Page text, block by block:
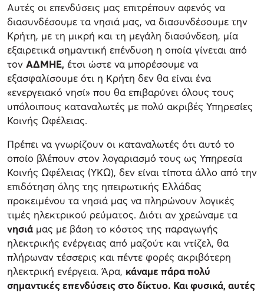
Αυτές οι επενδύσεις μας επιτρέπουν αφενός να
διασυνδέσουμε τα νησιά μας, να διασυνδέσουμε την
Κρήτη, με τη μικρή και τη μεγάλη διασύνδεση, μία
εξαιρετικά σημαντική επένδυση η οποία γίνεται από
τον ΑΔΜΗΕ, έτσι ώστε να μπορέσουμε να
εξασφαλίσουμε ότι η Κρήτη δεν θα είναι ένα
«ενεργειακό νησί» που θα επιβαρύνει όλους τους
υπόλοιπους καταναλωτές με πολύ ακριβές Υπηρεσίες
Κοινής Ωφέλειας.
Πρέπει να γνωρίζουν οι καταναλωτές ότι αυτό το
οποίο βλέπουν στον λογαριασμό τους ως Υπηρεσία
Κοινής Ωφέλειας (ΥΚΩ), δεν είναι τίποτα άλλο από την
επιδότηση όλης της ηπειρωτικής Ελλάδας
προκειμένου τα νησιά μας να πληρώνουν λογικές
τιμές ηλεκτρικού ρεύματος. Διότι αν χρεώναμε τα
νησιά μας με βάση το κόστος της παραγωγής
ηλεκτρικής ενέργειας από μαζούτ και ντίζελ, θα
πλήρωναν τέσσερις και πέντε φορές ακριβότερη
ηλεκτρική ενέργεια. Άρα, κάναμε πάρα πολύ
σημαντικές επενδύσεις στο δίκτυο. Και φυσικά, αυτές